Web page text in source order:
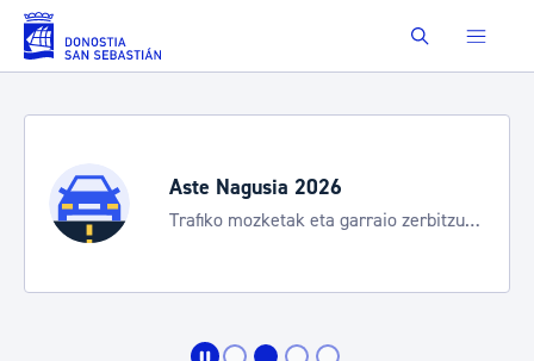
Eduki nagusira joan Buscar
Aste Nagusia 2026
Trafiko mozketak eta garraio zerbitzu